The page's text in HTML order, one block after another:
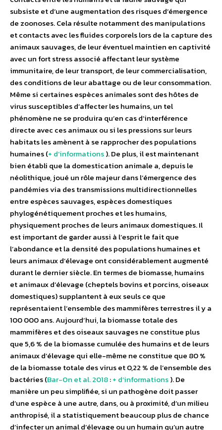
subsiste et d’une augmentation des risques d’émergence
de zoonoses. Cela résulte notamment des manipulations
et contacts avec les fluides corporels lors de la capture des
animaux sauvages, de leur éventuel maintien en captivité
avec un fort stress associé affectant leur système
immunitaire, de leur transport, de leur commercialisation,
des conditions de leur abattage ou de leur consommation.
Même si certaines espèces animales sont des hôtes de
virus susceptibles d’affecter les humains, un tel
phénomène ne se produira qu’en cas d’interférence
directe avec ces animaux ou si les pressions sur leurs
habitats les amènent à se rapprocher des populations
humaines (+ d’informations). De plus, il est maintenant
bien établi que la domestication animale a, depuis le
néolithique, joué un rôle majeur dans l’émergence des
pandémies via des transmissions multidirectionnelles
entre espèces sauvages, espèces domestiques
phylogénétiquement proches et les humains,
physiquement proches de leurs animaux domestiques. Il
est important de garder aussi à l’esprit le fait que
l’abondance et la densité des populations humaines et
leurs animaux d’élevage ont considérablement augmenté
durant le dernier siècle. En termes de biomasse, humains
et animaux d’élevage (cheptels bovins et porcins, oiseaux
domestiques) supplantent à eux seuls ce que
représentaient l’ensemble des mammifères terrestres il y a
100 000 ans. Aujourd’hui, la biomasse totale des
mammifères et des oiseaux sauvages ne constitue plus
que 5,6 % de la biomasse cumulée des humains et de leurs
animaux d’élevage qui elle-même ne constitue que 80 %
de la biomasse totale des virus et 0,22 % de l’ensemble des
bactéries (Bar-On et al. 2018:+ d’informations). De
manière un peu simplifiée, si un pathogène doit passer
d’une espèce à une autre, dans, ou à proximité, d’un milieu
anthropisé, il a statistiquement beaucoup plus de chance
d’infecter un animal d’élevage ou un humain qu’un autre